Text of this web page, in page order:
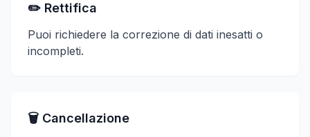
✏️ Rettifica
Puoi richiedere la correzione di dati inesatti o
incompleti.
🗑️ Cancellazione